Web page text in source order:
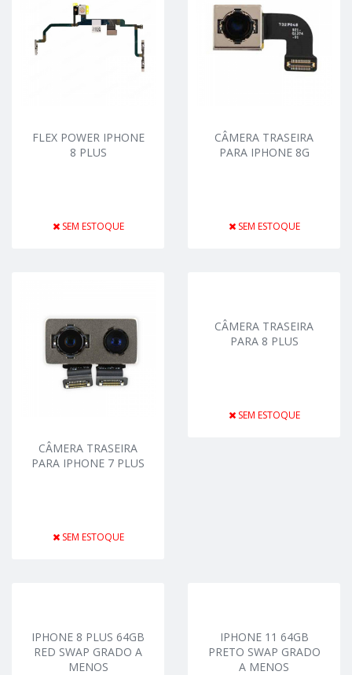
FLEX POWER IPHONE
8 PLUS
SEM ESTOQUE
CÂMERA TRASEIRA
PARA IPHONE 8G
SEM ESTOQUE
CÂMERA TRASEIRA
PARA IPHONE 7 PLUS
SEM ESTOQUE
CÂMERA TRASEIRA
PARA 8 PLUS
SEM ESTOQUE
IPHONE 8 PLUS 64GB
RED SWAP GRADO A
MENOS
IPHONE 11 64GB
PRETO SWAP GRADO
A MENOS